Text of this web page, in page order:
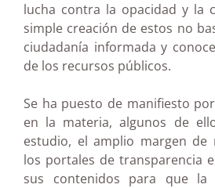
lucha contra la opacidad y la
simple creación de estos no
ciudadanía informada y
de los recursos públicos.
Se ha puesto de manifiesto
en la materia, algunos de
estudio, el amplio margen de
los portales de transparencia
sus contenidos para que la